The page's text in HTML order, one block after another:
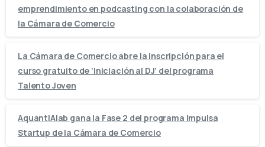
emprendimiento en podcasting con la colaboración de
la Cámara de Comercio
La Cámara de Comercio abre la inscripción para el
curso gratuito de ‘Iniciación al DJ’ del programa
Talento Joven
AquantIAlab gana la Fase 2 del programa Impulsa
Startup de la Cámara de Comercio